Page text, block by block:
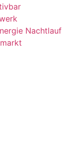
Nachtlauf